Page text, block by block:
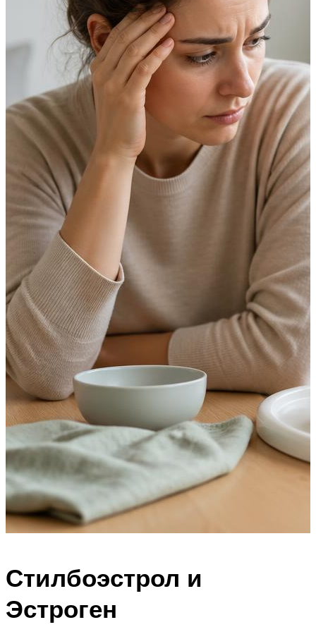
Стилбоэстрол и
Эстроген